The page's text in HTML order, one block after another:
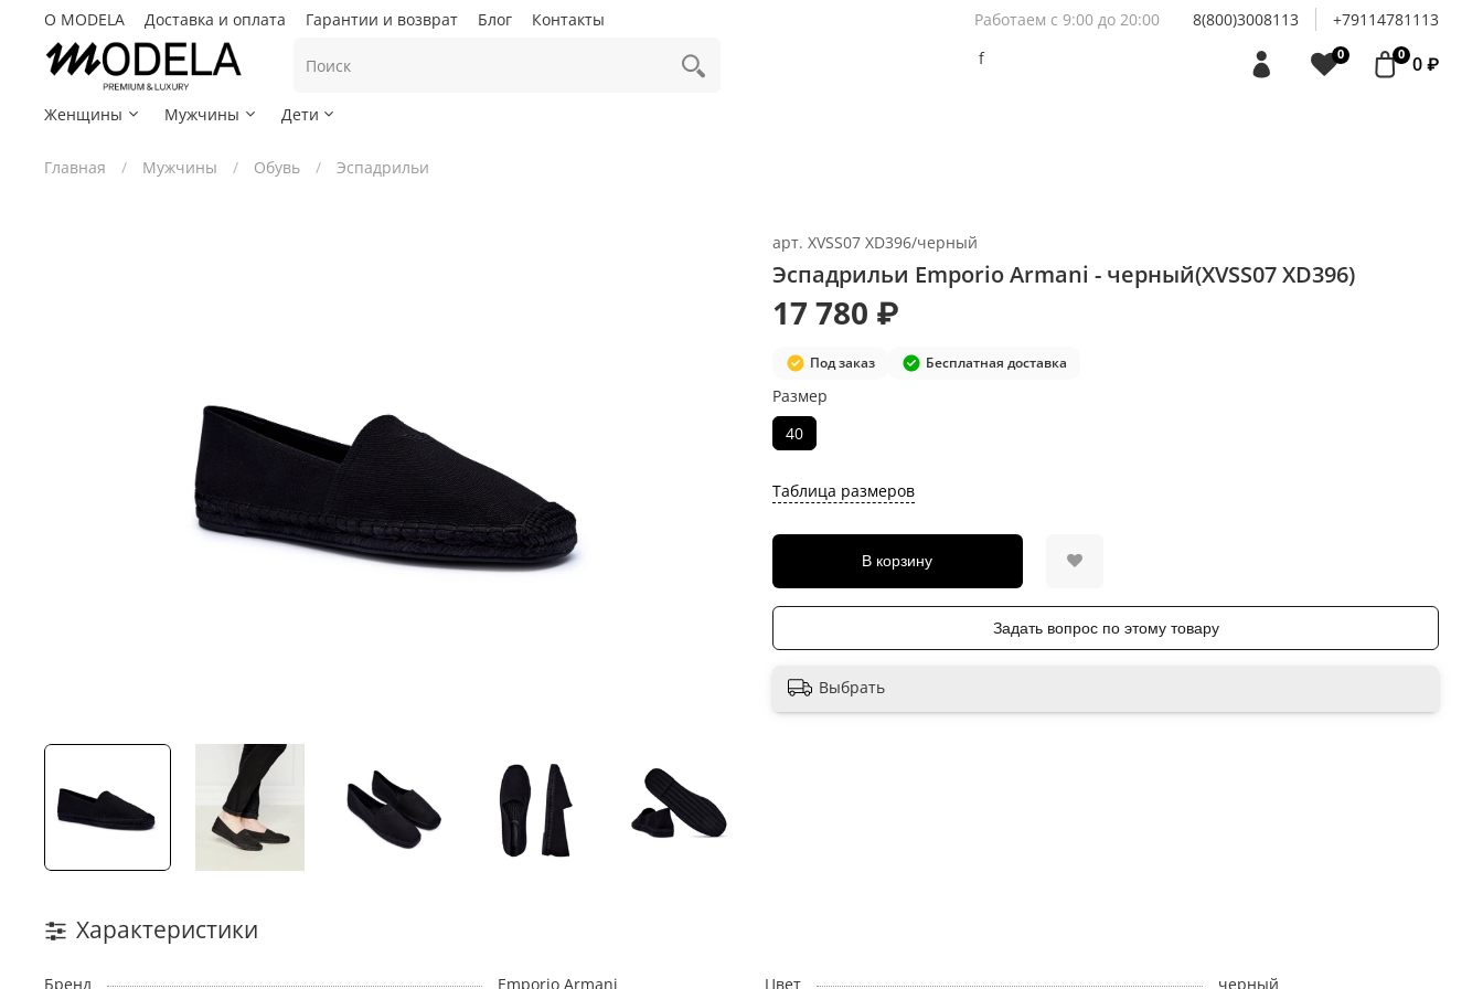
О MODELA Доставка и оплата Гарантии и возврат Блог Контакты Работаем с 9:00 до 20:00 8(800)3008113
+79114781113
f
0 0 0 ₽
Женщины Мужчины Дети
Главная Мужчины Обувь Эспадрильи
арт. XVSS07 XD396/черный
Эспадрильи Emporio Armani - черный(XVSS07 XD396)
Под заказ Бесплатная доставка
17 780 ₽
Таблица размеров
В корзину
Размер
40
Задать вопрос по этому товару
Выбрать
Характеристики
Бренд Emporio Armani Цвет черный